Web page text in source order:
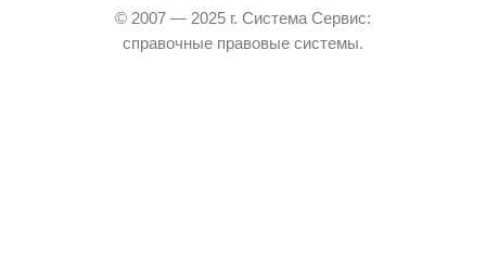
© 2007 — 2025 г. Система Сервис:
справочные правовые системы.